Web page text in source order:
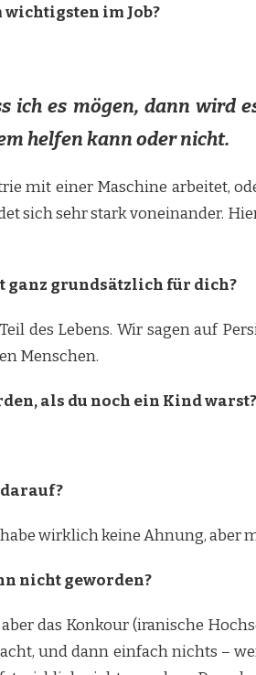
im Job?
ich es mögen, dann wird
helfen kann oder nicht.
mit einer Maschine arbeitet,
sich sehr stark voneinander.
ganz grundsätzlich für dich?
des Lebens. Wir sagen auf
Menschen.
als du noch ein Kind warst?
wirklich keine Ahnung,
nicht geworden?
aber das Konkour (iranische
und dann einfach nichts –